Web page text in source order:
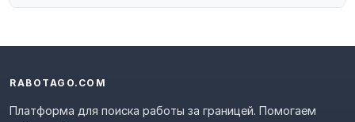
RABOTAGO.COM
Платформа для поиска работы за границей. Помогаем